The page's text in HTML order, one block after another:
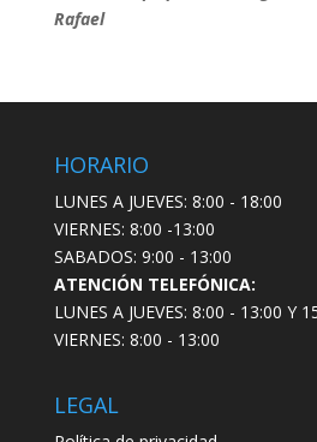
Rafael
HORARIO
LUNES A JUEVES: 8:00 - 18:00
VIERNES: 8:00 -13:00
SABADOS: 9:00 - 13:00
ATENCIÓN TELEFÓNICA:
LUNES A JUEVES: 8:00 - 13:00 Y
VIERNES: 8:00 - 13:00
LEGAL